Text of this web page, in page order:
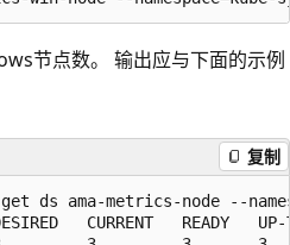
节点数。 输出应与下面的示例
复制
ds ama-metrics-node --
CURRENT   READY   UP-